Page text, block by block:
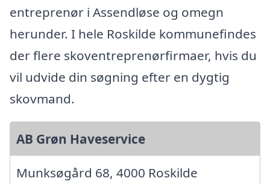
entreprenør i Assendløse og omegn
herunder. I hele Roskilde kommunefindes
der flere skoventreprenørfirmaer, hvis du
vil udvide din søgning efter en dygtig
skovmand.
AB Grøn Haveservice
Munksøgård 68, 4000 Roskilde